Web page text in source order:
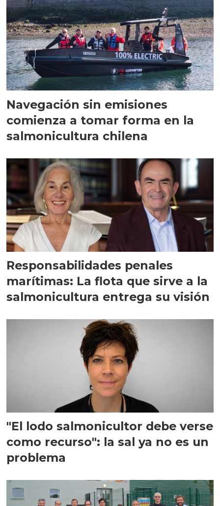
Navegación sin emisiones
comienza a tomar forma en la
salmonicultura chilena
Responsabilidades penales
marítimas: La flota que sirve a la
salmonicultura entrega su visión
"El lodo salmonicultor debe verse
como recurso": la sal ya no es un
problema